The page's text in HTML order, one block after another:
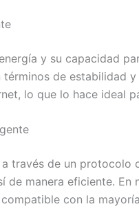
y su capacidad
de estabilidad
lo que lo hace ideal
través de un
manera eficiente. En
con la